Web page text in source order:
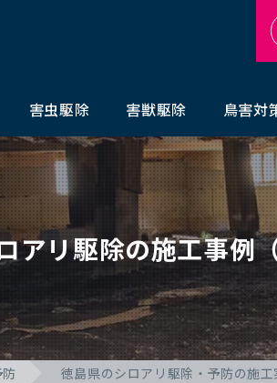
害虫駆除 害獣駆除 鳥害対
アリ駆除の施工事例
徳島県のシロアリ駆除・予防の施工